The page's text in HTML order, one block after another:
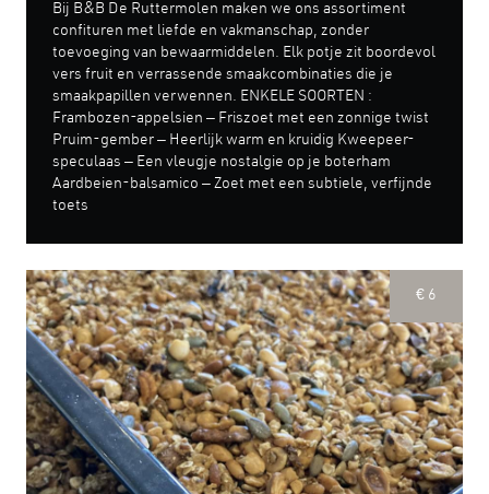
Bij B&B De Ruttermolen maken we ons assortiment
confituren met liefde en vakmanschap, zonder
toevoeging van bewaarmiddelen. Elk potje zit boordevol
vers fruit en verrassende smaakcombinaties die je
smaakpapillen verwennen. ENKELE SOORTEN :
Frambozen-appelsien – Friszoet met een zonnige twist
Pruim-gember – Heerlijk warm en kruidig Kweepeer-
speculaas – Een vleugje nostalgie op je boterham
Aardbeien-balsamico – Zoet met een subtiele, verfijnde
toets
€ 6